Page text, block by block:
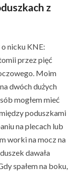
z
nicku KNE:
przez pięć
Moim
dwóch dużych
mogłem mieć
poduszkami
na plecach lub
worki na mocz na
dawała
spałem na boku,